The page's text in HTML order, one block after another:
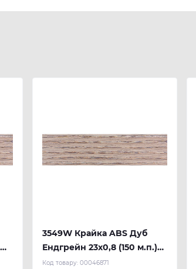
3549W Крайка ABS Дуб
Ендгрейн 23х0,8 (150 м.п.)
REHAU
Код товару:00046871